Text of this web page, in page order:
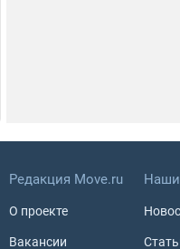
Редакция Move.ru
О проекте
Вакансии
Наши